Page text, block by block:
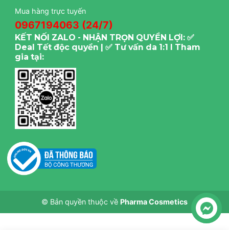
Mua hàng trực tuyến
0967194063 (24/7)
KẾT NỐI ZALO - NHẬN TRỌN QUYỀN LỢI: ✅
Deal Tết độc quyền | ✅ Tư vấn da 1:1 I Tham
gia tại:
© Bản quyền thuộc về Pharma Cosmetics